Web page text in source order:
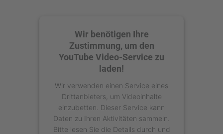
Wir benötigen Ihre
Zustimmung, um den
YouTube Video-Service zu
laden!
Wir verwenden einen Service eines
Drittanbieters, um Videoinhalte
einzubetten. Dieser Service kann
Daten zu Ihren Aktivitäten sammeln.
Bitte lesen Sie die Details durch und